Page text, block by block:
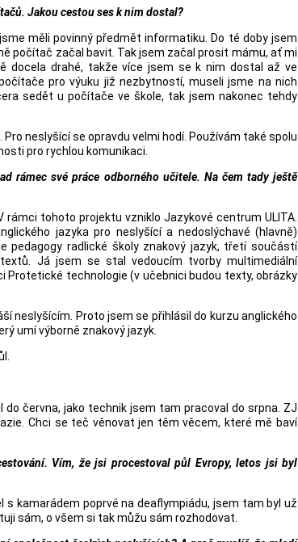
Jakou cestou ses k nim dostal?
měli povinný předmět informatiku. Do té doby jsem
počítač začal bavit. Tak jsem začal prosit mámu, ať mi
docela drahé, takže více jsem se k nim dostal až ve
pro výuku již nezbytností, museli jsme na nich
sedět u počítače ve škole, tak jsem nakonec tehdy
neslyšící se opravdu velmi hodí. Používám také spolu
pro rychlou komunikaci.
rámec své práce odborného učitele. Na čem tady ještě
tohoto projektu vzniklo Jazykové centrum ULITA.
jazyka pro neslyšící a nedoslýchavé (hlavně)
pedagogy radlické školy znakový jazyk, třetí součástí
Já jsem se stal vedoucím tvorby multimediální
Protetické technologie (v učebnici budou texty, obrázky
neslyšícím. Proto jsem se přihlásil do kurzu anglického
umí výborně znakový jazyk.
června, jako technik jsem tam pracoval do srpna. ZJ
Chci se teč věnovat jen těm věcem, které mě baví
Vím, že jsi procestoval půl Evropy, letos jsi byl
s kamarádem poprvé na deaflympiádu, jsem tam byl už
sám, o všem si tak můžu sám rozhodovat.